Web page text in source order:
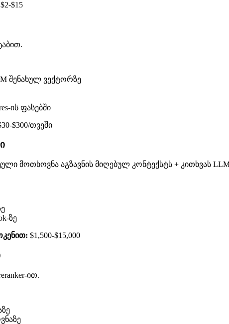
$2-$15
1M შენახულ ვექტორზე
ის ფასებში
$300/თვეში
მოთხოვნა აგზავნის მიღებულ კონტექსტს + კითხვას
ზე
$1,500-$15,000
ით.